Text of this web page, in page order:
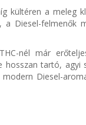
kültéren a meleg
Diesel-felmenők
nél már
hosszan tartó, agyi
Diesel-